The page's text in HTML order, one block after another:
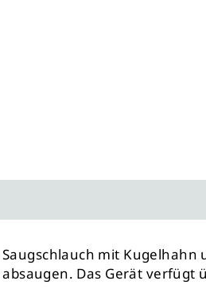
mit Kugelhahn
Das Gerät verfügt